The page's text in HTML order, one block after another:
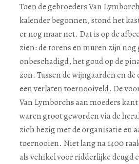
Toen de gebroeders Van
kalender begonnen, stond het
er nog maar net. Dat is op de
zien: de torens en muren zijn nog
onbeschadigd, het goud op de
zon. Tussen de wijngaarden en
een verlaten toernooiveld. De
Van Lymborchs aan moeders
waren groot geworden via de
zich bezig met de organisatie en
toernooien. Niet lang na 1400
als vehikel voor ridderlijke deugd